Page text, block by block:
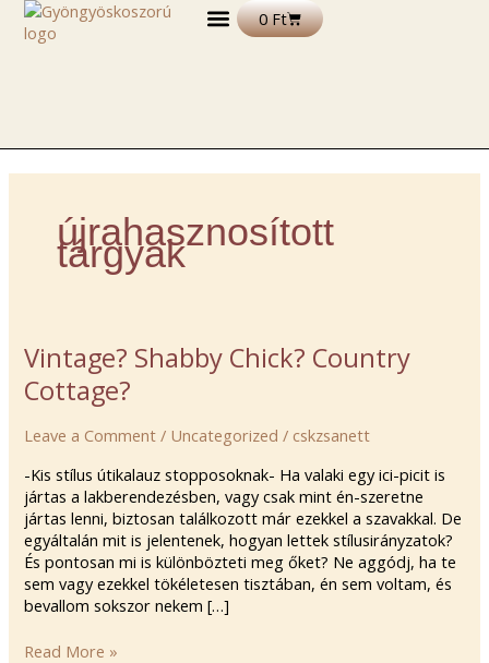
Skip
0FtKosár
újrahasznosított
tárgyak
Vintage? Shabby Chick? Country
Cottage?
Leave a Comment / Uncategorized / cskzsanett
-Kis stílus útikalauz stopposoknak- Ha valaki egy ici-picit is
jártas a lakberendezésben, vagy csak mint én-szeretne
jártas lenni, biztosan találkozott már ezekkel a szavakkal. De
egyáltalán mit is jelentenek, hogyan lettek stílusirányzatok?
És pontosan mi is különbözteti meg őket? Ne aggódj, ha te
sem vagy ezekkel tökéletesen tisztában, én sem voltam, és
bevallom sokszor nekem […]
Vintage?
Shabby
Chick?
Cottage?
Read More »